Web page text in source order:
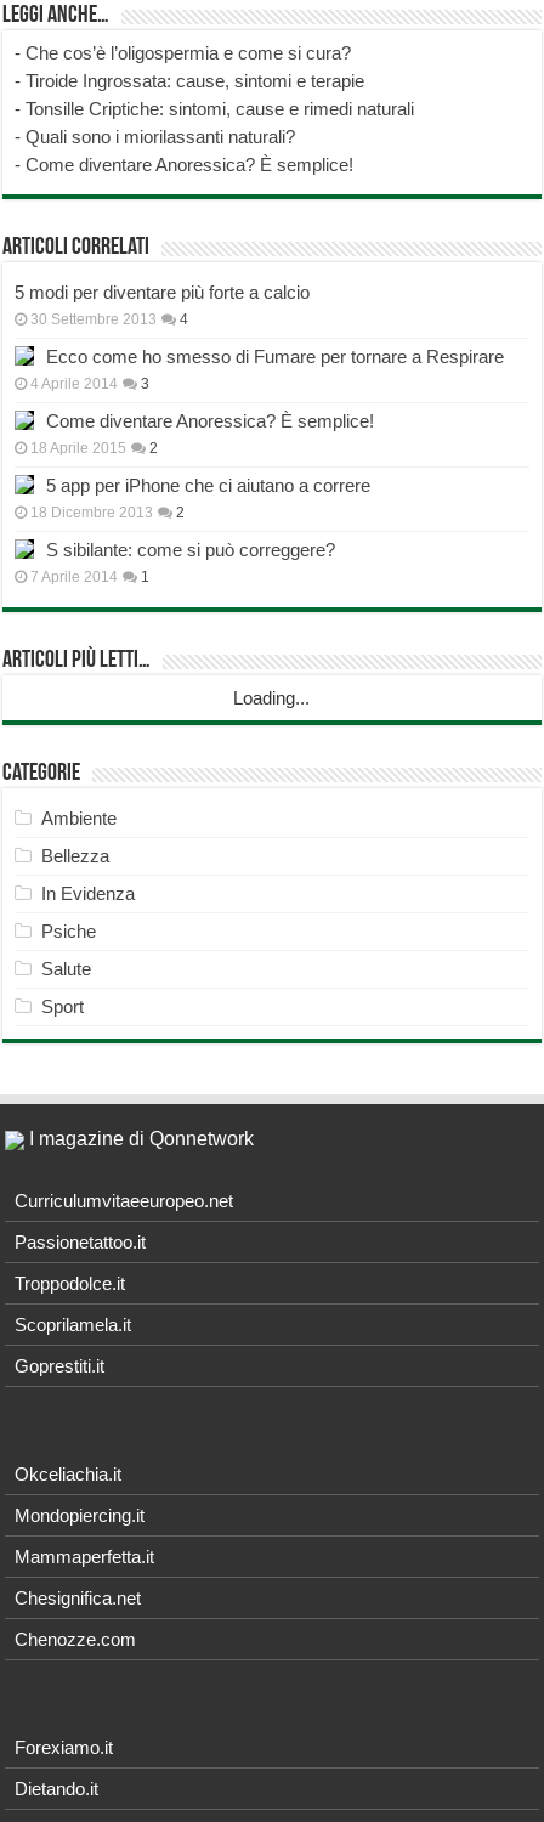
Leggi anche…
-Che cos’è l’oligospermia e come si cura?
-Tiroide Ingrossata: cause, sintomi e terapie
-Tonsille Criptiche: sintomi, cause e rimedi naturali
-Quali sono i miorilassanti naturali?
-Come diventare Anoressica? È semplice!
Articoli correlati
5 modi per diventare più forte a calcio
30 Settembre 2013 4
Ecco come ho smesso di Fumare per tornare a Respirare
4 Aprile 2014 3
Come diventare Anoressica? È semplice!
18 Aprile 2015 2
5 app per iPhone che ci aiutano a correre
18 Dicembre 2013 2
S sibilante: come si può correggere?
7 Aprile 2014 1
Articoli più Letti…
Loading...
Categorie
Ambiente
Bellezza
In Evidenza
Psiche
Salute
Sport
I magazine di Qonnetwork
Curriculumvitaeeuropeo.net
Passionetattoo.it
Troppodolce.it
Scoprilamela.it
Goprestiti.it
Okceliachia.it
Mondopiercing.it
Mammaperfetta.it
Chesignifica.net
Chenozze.com
Forexiamo.it
Dietando.it